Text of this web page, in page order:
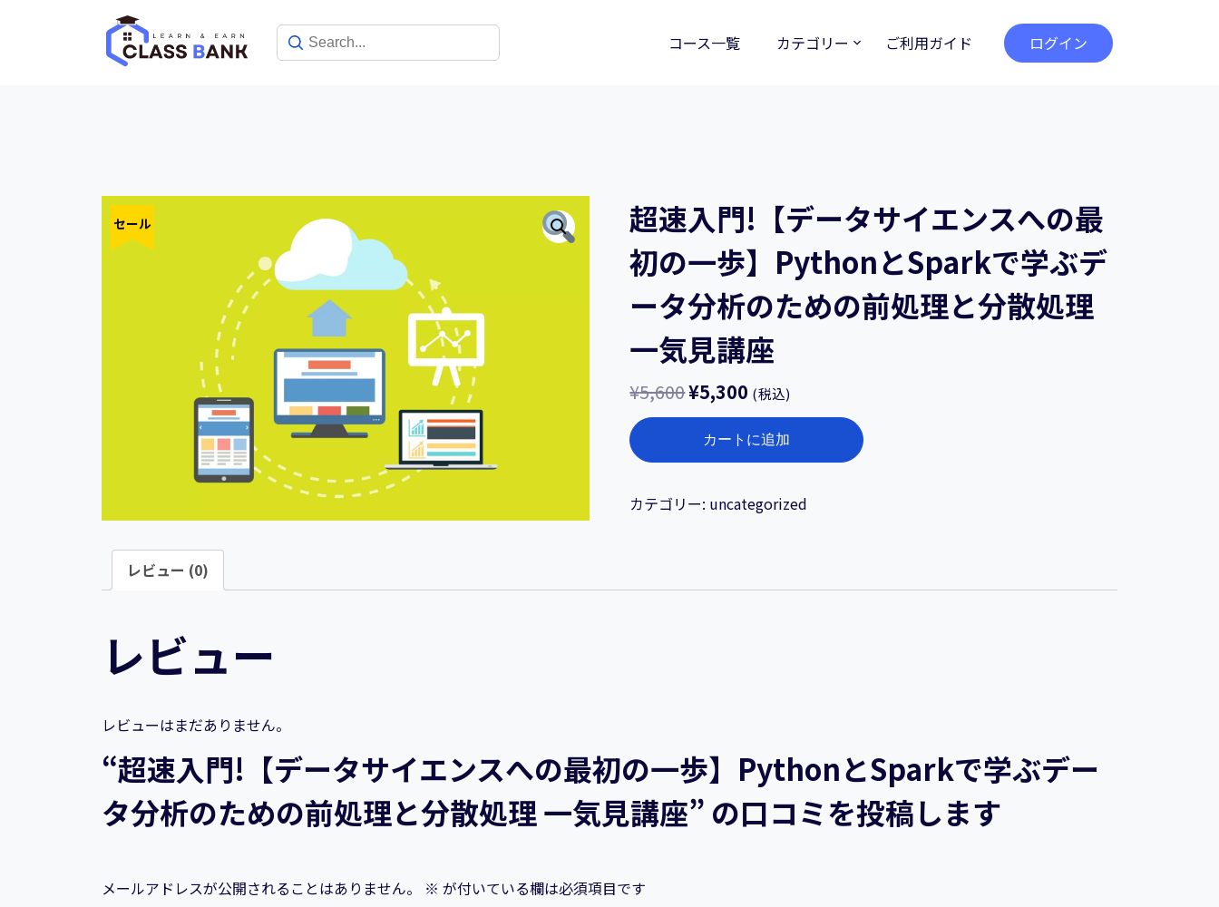
コース一覧 カテゴリー ご利用ガイド ログイン
セール
超速入門!【データサイエンスへの最
初の一歩】PythonとSparkで学ぶデ
ータ分析のための前処理と分散処理
一気見講座
¥5,600¥5,300 (税込)
超
速
門!
最
初
の
Python
カートに追加
カテゴリー: uncategorized
レビュー (0)
レビュー
レビューはまだありません。
“超速入門!【データサイエンスへの最初の一歩】PythonとSparkで学ぶデー
タ分析のための前処理と分散処理 一気見講座” の口コミを投稿します
メールアドレスが公開されることはありません。 ※ が付いている欄は必須項目です